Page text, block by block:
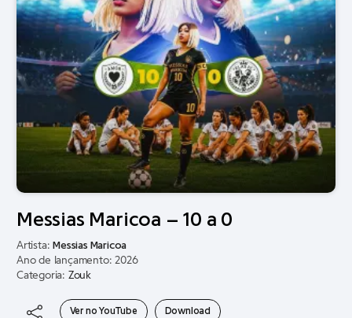
Messias Maricoa – 10 a 0
Artista: Messias Maricoa
Ano de lançamento: 2026
Categoria: Zouk
Ver no YouTube Download